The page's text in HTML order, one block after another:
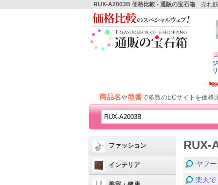
RUX-A2003B 価格比較 - 通販の宝石箱 売れ筋
商品名や型番で多数のECサイトを価
ファッション
インテリア
RUX-
ヤフ
楽天で